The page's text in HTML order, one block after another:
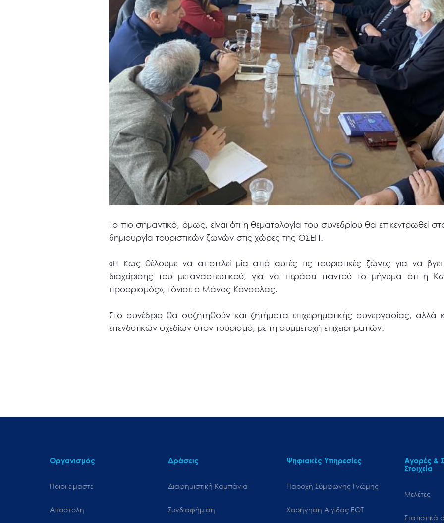
Το πιο σημαντικό, όμως, είναι ότι η θεματολογία του συνεδρίου θα επικεντρωθεί
δημιουργία τουριστικών ζωνών στις χώρες της ΟΣΕΠ.
«Η Κως θέλουμε να αποτελεί μία από αυτές τις τουριστικές ζώνες για να
διαχείρισης του μεταναστευτικού, για να περάσει παντού το μήνυμα ότι η
προορισμός», τόνισε ο Μάνος Κόνσολας.
Στο συνέδριο θα συζητηθούν και ζητήματα επιχειρηματικής συνεργασίας, αλλά
επενδυτικών σχεδίων στον τουρισμό, με τη συμμετοχή επιχειρηματιών.
Οργανισμός
Ποιοι είμαστε
Αποστολή
Δράσεις
Διαφημιστική Καμπάνια
Συνδιαφήμιση
Ψηφιακές Υπηρεσίες
Παροχή Σύμφωνης Γνώμης
Χορήγηση Αιγίδας ΕΟΤ
Αγορές &
Στοιχεία
Μελέτες
Στατιστικά